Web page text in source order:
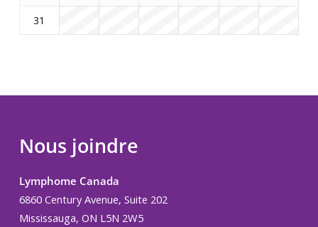
31
Nous joindre
Lymphome Canada
6860 Century Avenue, Suite 202
Mississauga, ON L5N 2W5